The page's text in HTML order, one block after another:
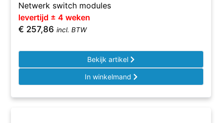
Netwerk switch modules
levertijd ± 4 weken
€ 257,86 incl. BTW
Bekijk artikel
In winkelmand